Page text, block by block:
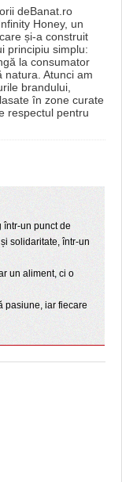
deBanat.ro
Honey, un
și-a construit
principiu simplu:
la consumator
natura. Atunci am
brandului,
în zone curate
respectul pentru
într-un punct de
solidaritate, într-un
un aliment, ci o
pasiune, iar fiecare